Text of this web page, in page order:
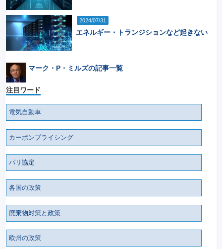
2024/07/31
エネルギー・トランジションなど起きない
マーク・P・ミルズの記事一覧
注目ワード
電気自動車
カーボンプライシング
パリ協定
各国の政策
廃棄物対策と政策
欧州の政策